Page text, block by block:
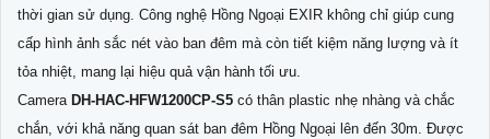
thời gian sử dụng. Công nghệ Hồng Ngoại EXIR không chỉ giúp cung
cấp hình ảnh sắc nét vào ban đêm mà còn tiết kiệm năng lượng và ít
tỏa nhiệt, mang lại hiệu quả vận hành tối ưu.
Camera DH-HAC-HFW1200CP-S5 có thân plastic nhẹ nhàng và chắc
chắn, với khả năng quan sát ban đêm Hồng Ngoại lên đến 30m. Được